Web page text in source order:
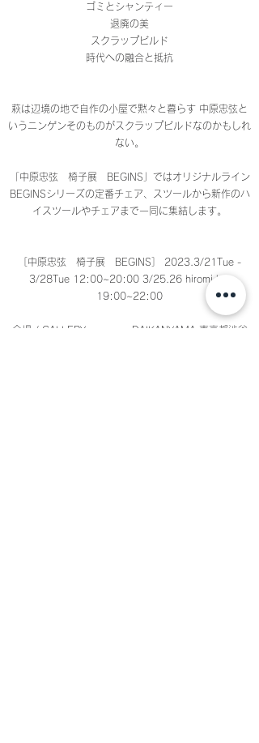
ゴミとシャンティー
退廃の美
スクラップビルド
時代への融合と抵抗
萩は辺境の地で自作の小屋で黙々と暮らす 中原忠弦と
いうニンゲンそのものがスクラップビルドなのかもしれ
ない。
「中原忠弦 椅子展 BEGINS」ではオリジナルライン
BEGINSシリーズの定番チェア、スツールから新作のハ
イスツールやチェアまで一同に集結します。
［中原忠弦 椅子展 BEGINS］ 2023.3/21Tue -
3/28Tue 12:00~20:00 3/25.26 hiromi bar
19:00~22:00
会場 / GALLERY roarguns DAIKANYAMA 東京都渋谷